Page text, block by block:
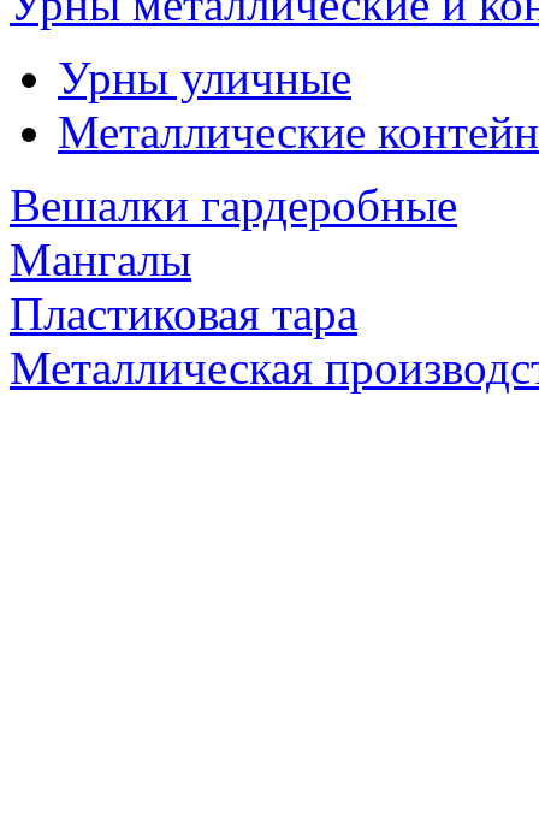
Урны уличные
Металлические
Вешалки гардеробные
Мангалы
Пластиковая тара
Металлическая